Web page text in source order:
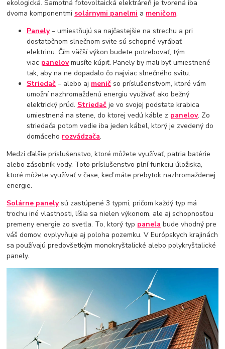
ekologická. Samotná fotovoltaická elektráreň je tvorená iba
dvoma komponentmi solárnymi panelmi a meničom.
Panely– umiestňujú sa najčastejšie na strechu a pri
dostatočnom slnečnom svite sú schopné vyrábať
elektrinu. Čím väčší výkon budete potrebovať, tým
viac panelovmusíte kúpiť. Panely by mali byť umiestnené
tak, aby na ne dopadalo čo najviac slnečného svitu.
Striedač – alebo aj menič so príslušenstvom, ktoré vám
umožní nazhromaždenú energiu využívať ako bežný
elektrický prúd. Striedač je vo svojej podstate krabica
umiestnená na stene, do ktorej vedú káble z panelov. Zo
striedača potom vedie iba jeden kábel, ktorý je zvedený do
domáceho rozvádzača.
Medzi ďalšie príslušenstvo, ktoré môžete využívať, patria batérie
alebo zásobník vody. Toto príslušenstvo plní funkciu úložiska,
ktoré môžete využívať v čase, keď máte prebytok nazhromaždenej
energie.
Solárne panelysú zastúpené 3 typmi, pričom každý typ má
trochu iné vlastnosti, líšia sa nielen výkonom, ale aj schopnosťou
premeny energie zo svetla. To, ktorý typ panela bude vhodný pre
váš domov, ovplyvňuje aj poloha pozemku. V Európskych krajinách
sa používajú predovšetkým monokryštalické alebo polykryštalické
panely.